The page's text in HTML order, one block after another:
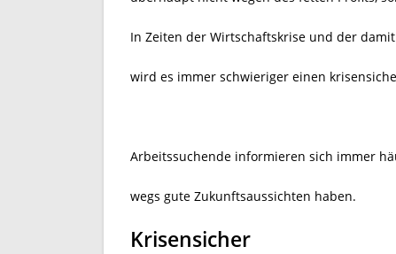
In Zeiten der Wirtschaftskrise und der
wird es immer schwieriger einen
Arbeitssuchende informieren sich immer
wegs gute Zukunftsaussichten haben.
Krisensicher